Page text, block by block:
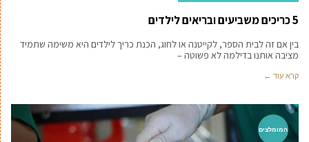
5 כריכים משביעים ובריאים לילדים
בין אם זה לבית הספר, לקייטנה או לחוג, הכנת כריך לילדים היא משימה שתמיד
מציבה אותנו בדילמה לא פשוטה –
קרא עוד ←
המומלצים